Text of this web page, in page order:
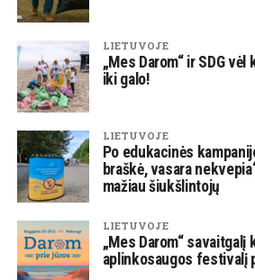
LIETUVOJE
„Mes Darom“ ir SDG
iki galo!
LIETUVOJE
Po edukacinės
braškė, vasara
mažiau šiukšlintojų
LIETUVOJE
„Mes Darom“ savaitgalį
aplinkosaugos festivalį